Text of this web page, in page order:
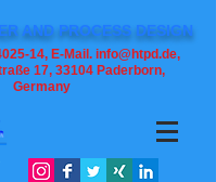
AND PROCESS DESIGN
14, E-Mail. info@htpd.de,
17, 33104 Paderborn,
Germany